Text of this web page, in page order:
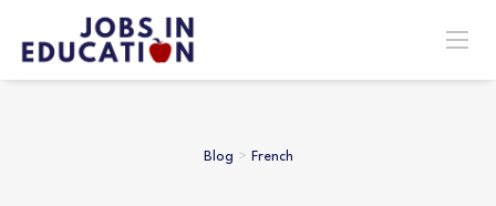
Blog > French